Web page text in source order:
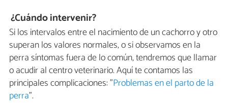
¿Cuándo intervenir?
Si los intervalos entre el nacimiento de un cachorro y otro
superan los valores normales, o si observamos en la
perra síntomas fuera de lo común, tendremos que llamar
o acudir al centro veterinario. Aquí te contamos las
principales complicaciones: "Problemas en el parto de la
perra".